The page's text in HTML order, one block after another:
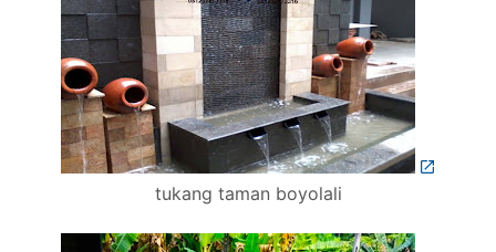
tukang taman boyolali